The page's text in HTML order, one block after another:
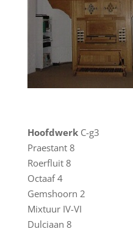
HoofdwerkC-g3
Praestant 8
Roerfluit 8
Octaaf 4
Gemshoorn 2
Mixtuur IV-VI
Dulciaan 8